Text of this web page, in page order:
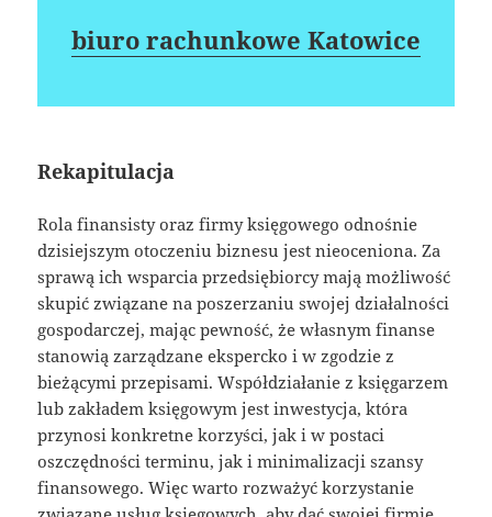
biuro rachunkowe Katowice
Rekapitulacja
Rola finansisty oraz firmy księgowego odnośnie
dzisiejszym otoczeniu biznesu jest nieoceniona. Za
sprawą ich wsparcia przedsiębiorcy mają możliwość
skupić związane na poszerzaniu swojej działalności
gospodarczej, mając pewność, że własnym finanse
stanowią zarządzane ekspercko i w zgodzie z
bieżącymi przepisami. Współdziałanie z księgarzem
lub zakładem księgowym jest inwestycja, która
przynosi konkretne korzyści, jak i w postaci
oszczędności terminu, jak i minimalizacji szansy
finansowego. Więc warto rozważyć korzystanie